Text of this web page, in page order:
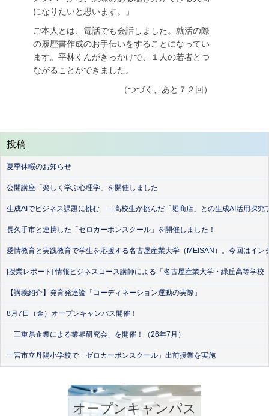
になりたいと思います。」
ご本人とは、電話でも会話しました。就活の際
の履歴書作成のお手伝いをすることになってい
ます。平林くんがきっかけで、１人の若者とつ
ながることができました。
（つづく、あと７２回）
投稿
夏季休暇のお知らせ
公開講座「楽しく学ぶ心理学」を開催しました
生成AIでビジネス課題に挑む ―高校生が挑んだ「堀商店」との生成AI活用探究
長久手市と連携した「ゼロカーボンスクール」を開催しました！
愛情教育と実践教育で学生を応援する名古屋産業大学（MEISAN）。今回はイ
[授業レポート] 情報ビジネスコース講師による「名古屋産業大学・緑丘高等学
【講義紹介】発育発達論「コーディネーション運動の実際」
8月7日（金）オープンキャンパス開催！
「三重県企業による業界研究会」を開催！（26年7月）
一宮市立丹陽小学校で「ゼロカーボンスクール」出前授業を実施
オープンキャンパス